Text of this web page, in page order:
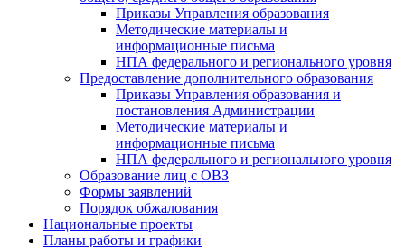
Приказы Управления образования
Методические материалы и
информационные письма
НПА федерального и регионального уровня
Предоставление дополнительного образования
Приказы Управления образования и
постановления Администрации
Методические материалы и
информационные письма
НПА федерального и регионального уровня
Образование лиц с ОВЗ
Формы заявлений
Порядок обжалования
Национальные проекты
Планы работы и графики